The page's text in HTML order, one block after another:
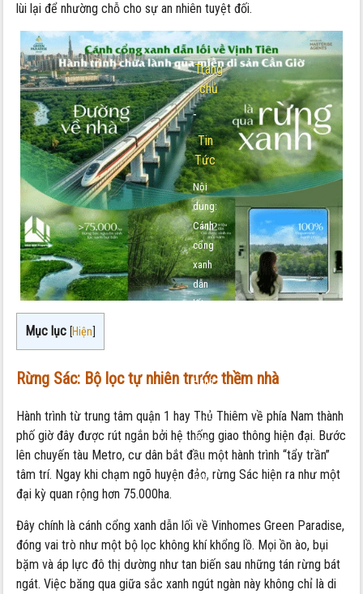
Trang
chủ
-
Tin
Tức
Nội
dung:
Cánh
cổng
xanh
dẫn
lối
Hành
chữa
lành
qua
miền
sản
Cần
Giờ
lùi lại để nhường chỗ cho sự an nhiên tuyệt đối.
Mục lục [Hiện]
Rừng Sác: Bộ lọc tự nhiên trước thềm nhà
Hành trình từ trung tâm quận 1 hay Thủ Thiêm về phía Nam thành
phố giờ đây được rút ngắn bởi hệ thống giao thông hiện đại. Bước
lên chuyến tàu Metro, cư dân bắt đầu một hành trình “tẩy trần”
tâm trí. Ngay khi chạm ngõ huyện đảo, rừng Sác hiện ra như một
đại kỳ quan rộng hơn 75.000ha.
Đây chính là cánh cổng xanh dẫn lối về Vinhomes Green Paradise,
đóng vai trò như một bộ lọc không khí khổng lồ. Mọi ồn ào, bụi
bặm và áp lực đô thị dường như tan biến sau những tán rừng bát
ngát. Việc băng qua giữa sắc xanh ngút ngàn này không chỉ là di